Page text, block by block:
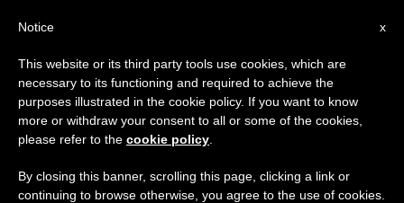
إيكولوجيا شاملة
x
Notice
This website or its third party tools use cookies, which are
necessary to its functioning and required to achieve the
purposes illustrated in the cookie policy. If you want to know
more or withdraw your consent to all or some of the cookies,
please refer to the cookie policy
By closing this banner, scrolling this page, clicking a link or
continuing to browse otherwise, you agree to the use of cookies.